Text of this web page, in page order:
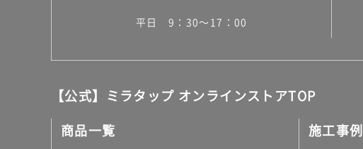
平日 9：30～17：00
【公式】ミラタップ オンラインストアTOP
商品一覧
施工事例